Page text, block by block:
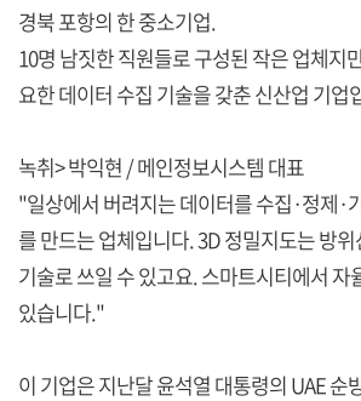
경북 포항의 한 중소기업.
10명 남짓한 직원들로 구성된 작은 업체지
요한 데이터 수집 기술을 갖춘 신산업 기업
녹취> 박익현 / 메인정보시스템 대표
"일상에서 버려지는 데이터를 수집·정제·
를 만드는 업체입니다. 3D 정밀지도는 방
기술로 쓰일 수 있고요. 스마트시티에서 자
있습니다."
이 기업은 지난달 윤석열 대통령의 UAE 순